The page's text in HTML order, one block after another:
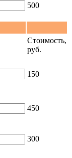
500
Стоимость,
руб.
150
450
300